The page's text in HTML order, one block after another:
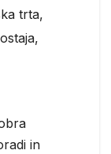
trta,
,
in